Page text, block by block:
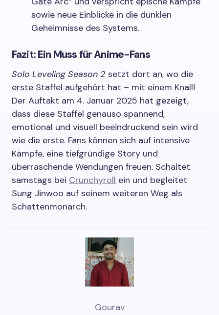
sowie neue Einblicke in die dunklen
Geheimnisse des Systems.
Fazit: Ein Muss für Anime-Fans
Solo Leveling Season 2 setzt dort an, wo die
erste Staffel aufgehört hat – mit einem Knall!
Der Auftakt am 4. Januar 2025 hat gezeigt,
dass diese Staffel genauso spannend,
emotional und visuell beeindruckend sein wird
wie die erste. Fans können sich auf intensive
Kämpfe, eine tiefgründige Story und
überraschende Wendungen freuen. Schaltet
samstags bei Crunchyroll ein und begleitet
Sung Jinwoo auf seinem weiteren Weg als
Schattenmonarch.
Gourav